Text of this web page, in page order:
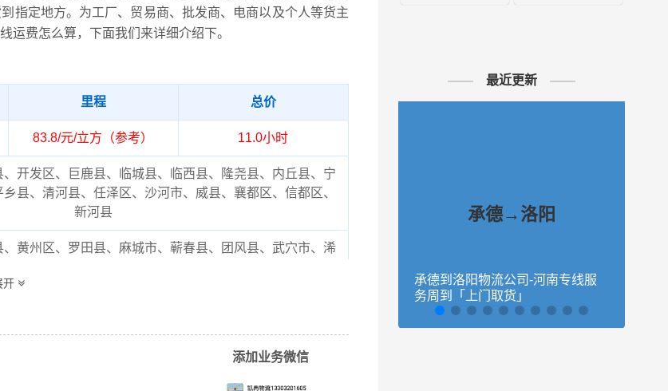
指定地方。为工厂、贸易商、批发商、电商以及个人等货主
运费怎么算，下面我们来详细介绍下。
里程 总价
83.8/元/立方（参考） 11.0小时
开发区、巨鹿县、临城县、临西县、隆尧县、内丘县、宁
县、清河县、任泽区、沙河市、威县、襄都区、信都区、
新河县
黄州区、罗田县、麻城市、蕲春县、团风县、武穴市、浠
开
添加业务微信
最近更新
承德→洛阳
承德到洛阳物流公司-河南专线服
务周到「上门取货」